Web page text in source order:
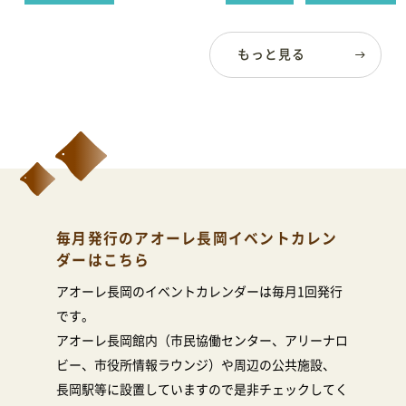
もっと見る
毎月発行のアオーレ長岡イベントカレン
ダーはこちら
アオーレ長岡のイベントカレンダーは毎月1回発行
です。
アオーレ長岡館内（市民協働センター、アリーナロ
ビー、市役所情報ラウンジ）や周辺の公共施設、
長岡駅等に設置していますので是非チェックしてく